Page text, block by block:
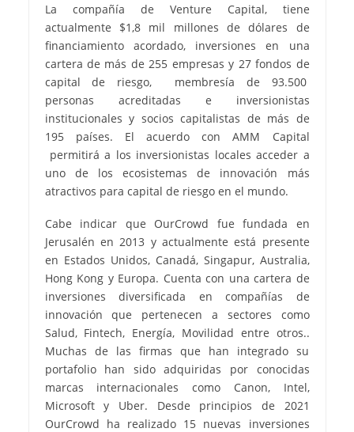
La compañía de Venture Capital, tiene
actualmente $1,8 mil millones de dólares de
financiamiento acordado, inversiones en una
cartera de más de 255 empresas y 27 fondos de
capital de riesgo, membresía de 93.500
personas acreditadas e inversionistas
institucionales y socios capitalistas de más de
195 países. El acuerdo con AMM Capital
permitirá a los inversionistas locales acceder a
uno de los ecosistemas de innovación más
atractivos para capital de riesgo en el mundo.
Cabe indicar que OurCrowd fue fundada en
Jerusalén en 2013 y actualmente está presente
en Estados Unidos, Canadá, Singapur, Australia,
Hong Kong y Europa. Cuenta con una cartera de
inversiones diversificada en compañías de
innovación que pertenecen a sectores como
Salud, Fintech, Energía, Movilidad entre otros..
Muchas de las firmas que han integrado su
portafolio han sido adquiridas por conocidas
marcas internacionales como Canon, Intel,
Microsoft y Uber. Desde principios de 2021
OurCrowd ha realizado 15 nuevas inversiones